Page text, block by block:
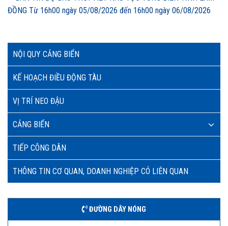
NỘI QUY CẢNG BIỂN
KẾ HOẠCH ĐIỀU ĐỘNG TÀU
VỊ TRÍ NEO ĐẬU
CẢNG BIỂN
TIẾP CÔNG DÂN
THÔNG TIN CƠ QUAN, DOANH NGHIỆP CÓ LIÊN QUAN
ĐƯỜNG DÂY NÓNG
ĐỒNG Từ 16h00 ngày 05/08/2026 đến 16h00 ngày 06/08/2026